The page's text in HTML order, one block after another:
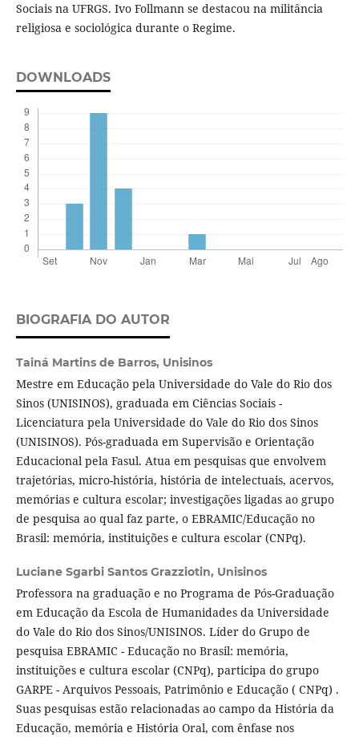
Sociais na UFRGS. Ivo Follmann se destacou na militância
religiosa e sociológica durante o Regime.
DOWNLOADS
BIOGRAFIA DO AUTOR
Tainá Martins de Barros, Unisinos
Mestre em Educação pela Universidade do Vale do Rio dos
Sinos (UNISINOS), graduada em Ciências Sociais -
Licenciatura pela Universidade do Vale do Rio dos Sinos
(UNISINOS). Pós-graduada em Supervisão e Orientação
Educacional pela Fasul. Atua em pesquisas que envolvem
trajetórias, micro-história, história de intelectuais, acervos,
memórias e cultura escolar; investigações ligadas ao grupo
de pesquisa ao qual faz parte, o EBRAMIC/Educação no
Brasil: memória, instituições e cultura escolar (CNPq).
Luciane Sgarbi Santos Grazziotin, Unisinos
Professora na graduação e no Programa de Pós-Graduação
em Educação da Escola de Humanidades da Universidade
do Vale do Rio dos Sinos/UNISINOS. Líder do Grupo de
pesquisa EBRAMIC - Educação no Brasil: memória,
instituições e cultura escolar (CNPq), participa do grupo
GARPE - Arquivos Pessoais, Patrimônio e Educação ( CNPq) .
Suas pesquisas estão relacionadas ao campo da História da
Educação, memória e História Oral, com ênfase nos